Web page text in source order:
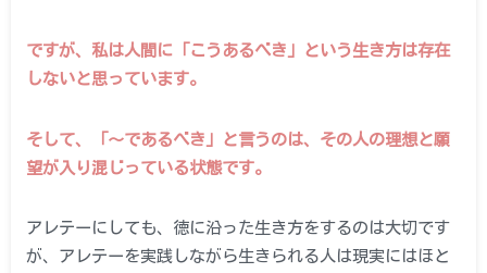
ですが、私は人間に「こうあるべき」という生き方は存在
しないと思っています。
そして、「～であるべき」と言うのは、その人の理想と願
望が入り混じっている状態です。
アレテーにしても、徳に沿った生き方をするのは大切です
が、アレテーを実践しながら生きられる人は現実にはほと